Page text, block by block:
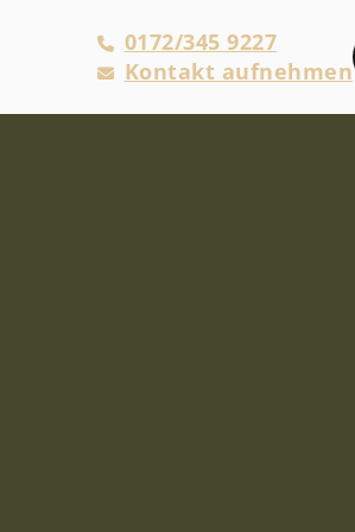
0172/345 9227
Kontakt aufnehmen